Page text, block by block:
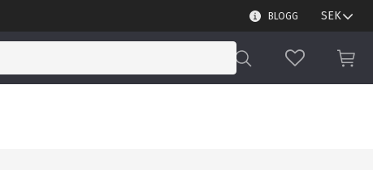
BLOGG
FAVORITER